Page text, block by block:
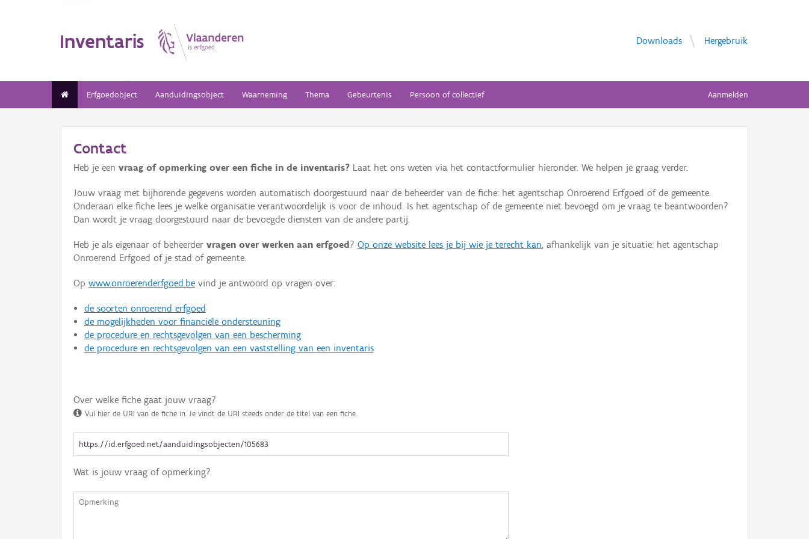
Inventaris Downloads Hergebruik
Erfgoedobject Aanduidingsobject Waarneming Thema Gebeurtenis Persoon of collectief Aanmelden
Contact
Heb je een vraag of opmerking over een fiche in de inventaris? Laat het ons weten via het contactformulier hieronder. We helpen je graag verder.
Jouw vraag met bijhorende gegevens worden automatisch doorgestuurd naar de beheerder van de fiche: het agentschap Onroerend Erfgoed of de gemeente.
Onderaan elke fiche lees je welke organisatie verantwoordelijk is voor de inhoud. Is het agentschap of de gemeente niet bevoegd om je vraag te beantwoorden?
Dan wordt je vraag doorgestuurd naar de bevoegde diensten van de andere partij.
Heb je als eigenaar of beheerder vragen over werken aan erfgoed ? Op onze website lees je bij wie je terecht kan, afhankelijk van je situatie: het agentschap
Onroerend Erfgoed of je stad of gemeente.
Op www.onroerenderfgoed.be vind je antwoord op vragen over:
de soorten onroerend erfgoed
de mogelijkheden voor financiële ondersteuning
de procedure en rechtsgevolgen van een bescherming
de procedure en rechtsgevolgen van een vaststelling van een inventaris
Over welke fiche gaat jouw vraag?
Vul hier de URI van de fiche in. Je vindt de URI steeds onder de titel van een fiche.
Wat is jouw vraag of opmerking?